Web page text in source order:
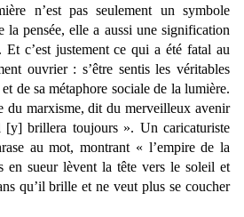
n’est pas seulement un symbole
la pensée, elle a aussi une signification
Et c’est justement ce qui a été fatal au
ouvrier : s’être sentis les véritables
de sa métaphore sociale de la lumière.
du marxisme, dit du merveilleux avenir
[y] brillera toujours ». Un caricaturiste
au mot, montrant « l’empire de la
en sueur lèvent la tête vers le soleil et
qu’il brille et ne veut plus se coucher